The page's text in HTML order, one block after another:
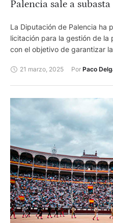
Palencia sale a subasta
La Diputación de Palencia ha
licitación para la gestión de
con el objetivo de garantizar
de 2025.
21 marzo, 2025 Por Paco